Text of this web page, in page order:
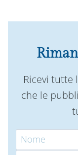
Ricevi tutte
che le